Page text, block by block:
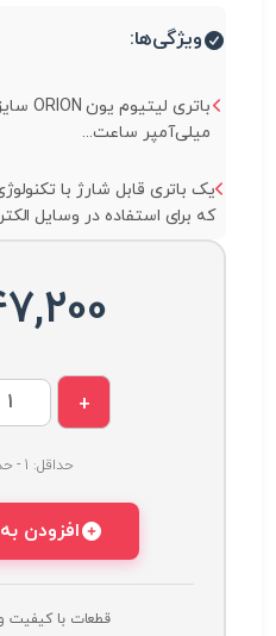
ویژگی‌ها:
میلی‌آمپر ساعت...
که برای استفاده در وسایل
+
حداقل: 1 - حداکثر: 999
افزودن
قطعات با